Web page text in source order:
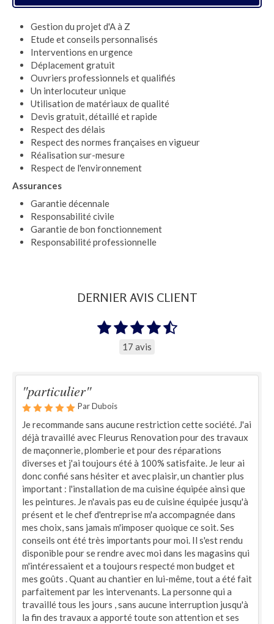
Gestion du projet d'A à Z
Etude et conseils personnalisés
Interventions en urgence
Déplacement gratuit
Ouvriers professionnels et qualifiés
Un interlocuteur unique
Utilisation de matériaux de qualité
Devis gratuit, détaillé et rapide
Respect des délais
Respect des normes françaises en vigueur
Réalisation sur-mesure
Respect de l'environnement
Assurances
Garantie décennale
Responsabilité civile
Garantie de bon fonctionnement
Responsabilité professionnelle
DERNIER AVIS CLIENT
17 avis
"particulier"
Par Dubois
Je recommande sans aucune restriction cette société. J'ai
déjà travaillé avec Fleurus Renovation pour des travaux
de maçonnerie, plomberie et pour des réparations
diverses et j'ai toujours été à 100% satisfaite. Je leur ai
donc confié sans hésiter et avec plaisir, un chantier plus
important : l'installation de ma cuisine équipée ainsi que
les peintures. Je n'avais pas eu de cuisine équipée jusqu'à
présent et le chef d'entreprise m'a accompagnée dans
mes choix, sans jamais m'imposer quoique ce soit. Ses
conseils ont été très importants pour moi. Il s'est rendu
disponible pour se rendre avec moi dans les magasins qui
m'intéressaient et a toujours respecté mon budget et
mes goûts . Quant au chantier en lui-même, tout a été fait
parfaitement par les intervenants. La personne qui a
travaillé tous les jours , sans aucune interruption jusqu'à
la fin des travaux a apporté toute son attention et ses